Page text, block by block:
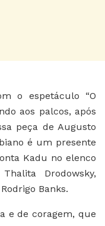
o espetáculo “O
aos palcos, após
peça de Augusto
é um presente
Kadu no elenco
Drodowsky,
Banks.
e de coragem, que